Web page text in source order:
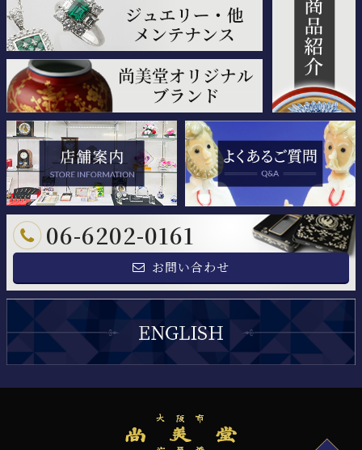
06-6202-0161
お問い合わせ